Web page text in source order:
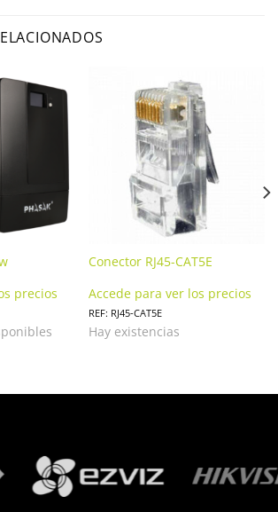
precios
Conector RJ45-CAT5E
Accede para ver los precios
REF: RJ45-CAT5E
Hay existencias